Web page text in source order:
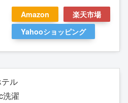
Amazon
楽天市場
Yahooショッピング
ル
洗濯